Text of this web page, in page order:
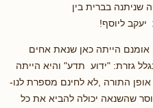
בברית בין
ליוסף!
הייתה כאן שנאת אחים
גזרת: "ידוע תדע" והיא הייתה
התורה ,לא לחינם מספרת לנו-
שהשנאה יכולה להביא את כל